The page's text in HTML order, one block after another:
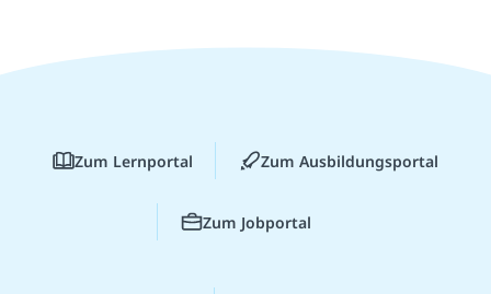
Zum Lernportal Zum Ausbildungsportal
Zum Jobportal